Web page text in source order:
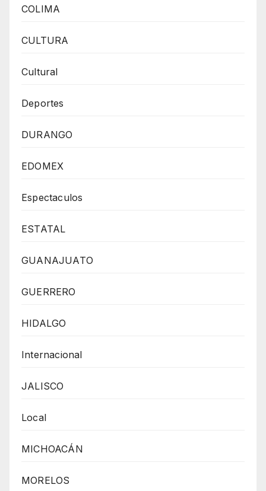
COLIMA
CULTURA
Cultural
Deportes
DURANGO
EDOMEX
Espectaculos
ESTATAL
GUANAJUATO
GUERRERO
HIDALGO
Internacional
JALISCO
Local
MICHOACÁN
MORELOS